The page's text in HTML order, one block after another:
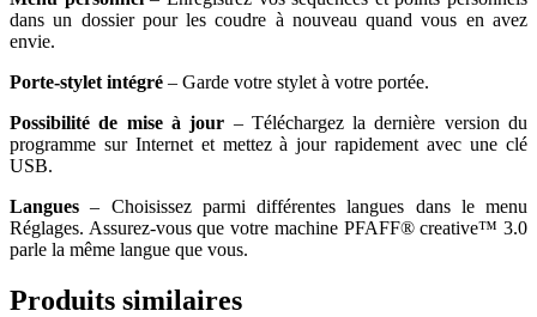
dans un dossier pour les coudre à nouveau quand vous en avez
envie.
Porte-stylet intégré – Garde votre stylet à votre portée.
Possibilité de mise à jour – Téléchargez la dernière version du
programme sur Internet et mettez à jour rapidement avec une clé
USB.
Langues – Choisissez parmi différentes langues dans le menu
Réglages. Assurez-vous que votre machine PFAFF® creative™ 3.0
parle la même langue que vous.
Produits similaires